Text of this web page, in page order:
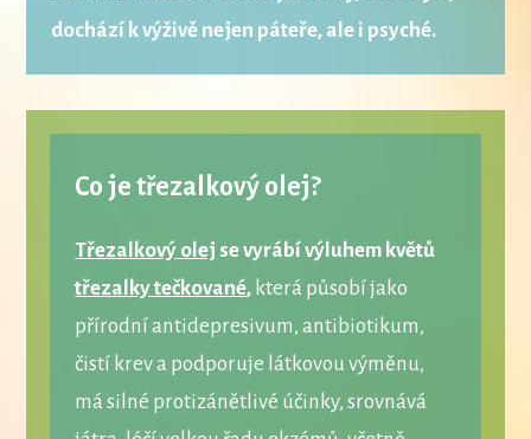
dochází k výživě nejen páteře, ale i psyché.
Co je třezalkový olej?
Třezalkový olej se vyrábí výluhem květů
třezalky tečkované, která působí jako
přírodní antidepresivum, antibiotikum,
čistí krev a podporuje látkovou výměnu,
má silné protizánětlivé účinky, srovnává